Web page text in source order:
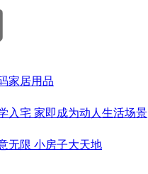
家居用品
入宅 家即成为动人生活场景
无限 小房子大天地